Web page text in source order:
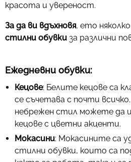
красота и увереност.
За да ви вдъхновя, ето няколко
стилни обувки за различни
Ежедневни обувки:
Кецове: Белите кецове са
се съчетава с почти
небрежен стил можете да
кецове с цветни акценти.
Мокасини: Мокасините са
стилни обувки, които са